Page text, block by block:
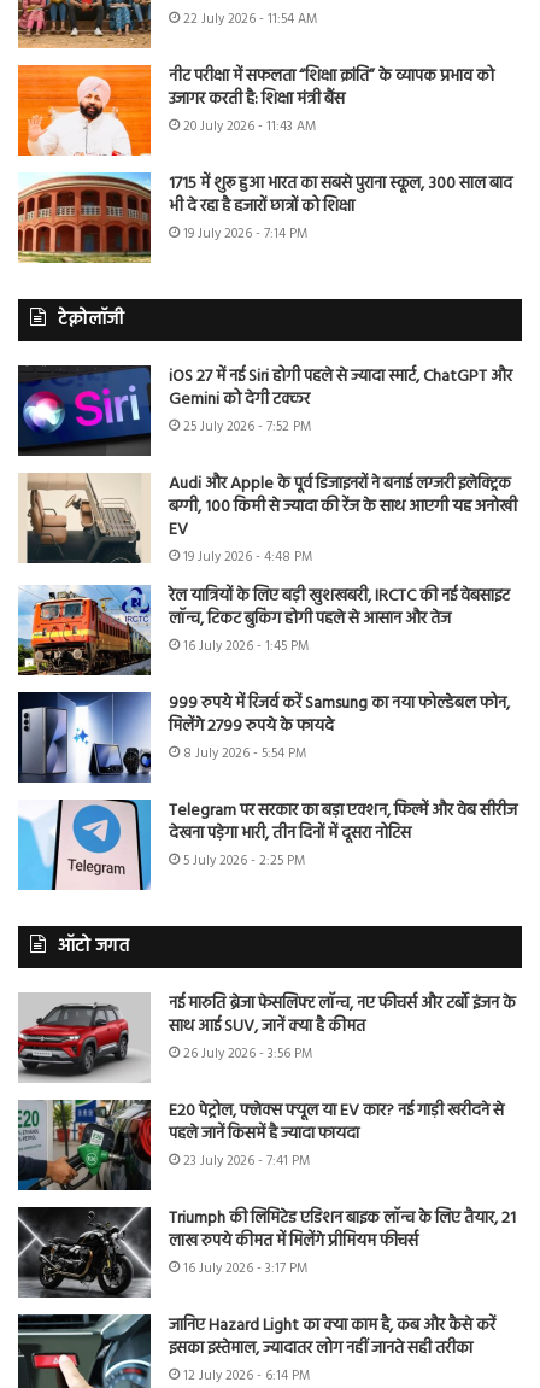
22 July 2026 - 11:54 AM
नीट परीक्षा में सफलता “शिक्षा क्रांति” के व्यापक प्रभाव को
उजागर करती है: शिक्षा मंत्री बैंस
20 July 2026 - 11:43 AM
1715 में शुरू हुआ भारत का सबसे पुराना स्कूल, 300 साल बाद
भी दे रहा है हजारों छात्रों को शिक्षा
19 July 2026 - 7:14 PM
टेक्नोलॉजी
iOS 27 में नई Siri होगी पहले से ज्यादा स्मार्ट, ChatGPT और
Gemini को देगी टक्कर
25 July 2026 - 7:52 PM
Audi और Apple के पूर्व डिजाइनरों ने बनाई लग्जरी इलेक्ट्रिक
बग्गी, 100 किमी से ज्यादा की रेंज के साथ आएगी यह अनोखी
EV
19 July 2026 - 4:48 PM
रेल यात्रियों के लिए बड़ी खुशखबरी, IRCTC की नई वेबसाइट
लॉन्च, टिकट बुकिंग होगी पहले से आसान और तेज
16 July 2026 - 1:45 PM
999 रुपये में रिजर्व करें Samsung का नया फोल्डेबल फोन,
मिलेंगे 2799 रुपये के फायदे
8 July 2026 - 5:54 PM
Telegram पर सरकार का बड़ा एक्शन, फिल्में और वेब सीरीज
देखना पड़ेगा भारी, तीन दिनों में दूसरा नोटिस
5 July 2026 - 2:25 PM
ऑटो जगत
नई मारुति ब्रेजा फेसलिफ्ट लॉन्च, नए फीचर्स और टर्बो इंजन के
साथ आई SUV, जानें क्या है कीमत
26 July 2026 - 3:56 PM
E20 पेट्रोल, फ्लेक्स फ्यूल या EV कार? नई गाड़ी खरीदने से
पहले जानें किसमें है ज्यादा फायदा
23 July 2026 - 7:41 PM
Triumph की लिमिटेड एडिशन बाइक लॉन्च के लिए तैयार, 21
लाख रुपये कीमत में मिलेंगे प्रीमियम फीचर्स
16 July 2026 - 3:17 PM
जानिए Hazard Light का क्या काम है, कब और कैसे करें
इसका इस्तेमाल, ज्यादातर लोग नहीं जानते सही तरीका
12 July 2026 - 6:14 PM